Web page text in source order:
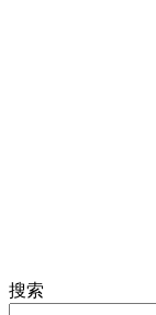
搜索